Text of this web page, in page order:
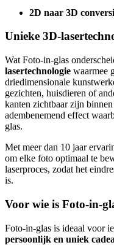
2D naar 3D
Unieke 3D-
Wat Foto-in-glas
lasertechnologie waarmee
driedimensionale
gezichten, huisdieren of
kanten zichtbaar zijn
adembenemend effect
glas.
Met meer dan 10 jaar
om elke foto optimaal te
laserproces, zodat het
is.
Voor wie is Foto-in-
Foto-in-glas is ideaal voor
persoonlijk en uniek